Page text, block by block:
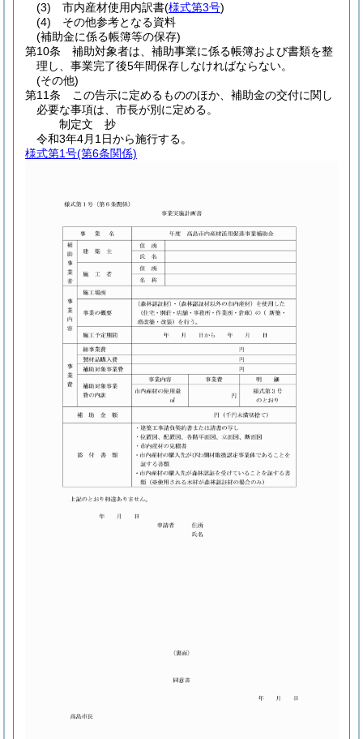
(3)
市内産材使用内訳書(様式第3号)
(4)
その他参考となる資料
(補助金に係る帳簿等の保存)
第10条
補助対象者は、補助事業に係る帳簿および書類を整
理し、事業完了後5年間保存しなければならない。
(その他)
第11条
この告示に定めるもののほか、補助金の交付に関し
必要な事項は、市長が別に定める。
制定文 抄
令和3年4月1日から施行する。
様式第1号(第6条関係)